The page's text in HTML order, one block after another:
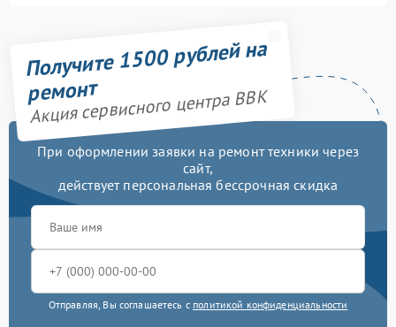
Получите 1500 рублей на
ремонт
Акция сервисного центра BBK
При оформлении заявки на ремонт техники через
сайт,
действует персональная бессрочная скидка
Отправляя, Вы соглашаетесь с политикой конфиденциальности